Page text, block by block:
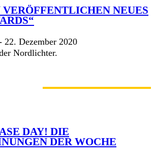
VERÖFFENTLICHEN NEUES
22. Dezember 2020
Nordlichter.
DAY! DIE
DER WOCHE